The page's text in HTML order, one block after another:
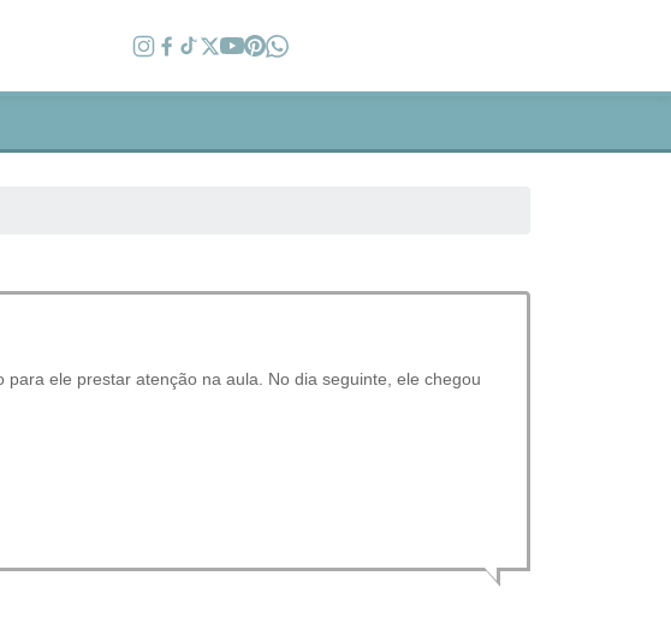
ele prestar atenção na aula. No dia seguinte, ele chegou